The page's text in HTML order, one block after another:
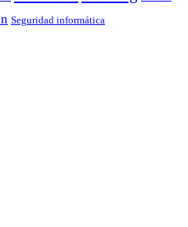
Seguridad informática